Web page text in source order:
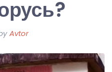
Avtor